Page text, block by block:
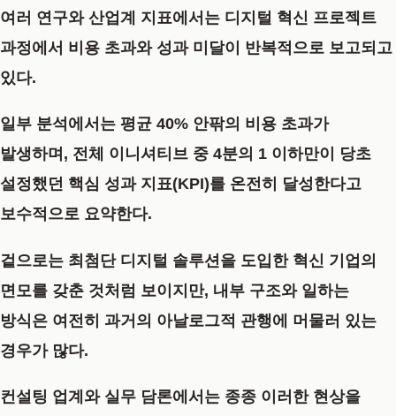
여러 연구와 산업계 지표에서는 디지털 혁신 프로젝트
과정에서 비용 초과와 성과 미달이 반복적으로 보고되고
있다.
일부 분석에서는 평균 40% 안팎의 비용 초과가
발생하며, 전체 이니셔티브 중 4분의 1 이하만이 당초
설정했던 핵심 성과 지표(KPI)를 온전히 달성한다고
보수적으로 요약한다.
겉으로는 최첨단 디지털 솔루션을 도입한 혁신 기업의
면모를 갖춘 것처럼 보이지만, 내부 구조와 일하는
방식은 여전히 과거의 아날로그적 관행에 머물러 있는
경우가 많다.
컨설팅 업계와 실무 담론에서는 종종 이러한 현상을